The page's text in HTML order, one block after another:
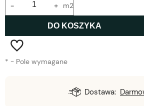
+
- m2
DO KOSZYKA
* - Pole wymagane
Dostawa: